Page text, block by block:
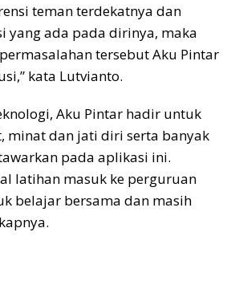
teman terdekatnya dan
yang ada pada dirinya, maka
tersebut Aku Pintar
kata Lutvianto.
Aku Pintar hadir untuk
minat dan jati diri serta banyak
pada aplikasi ini.
latihan masuk ke perguruan
belajar bersama dan masih